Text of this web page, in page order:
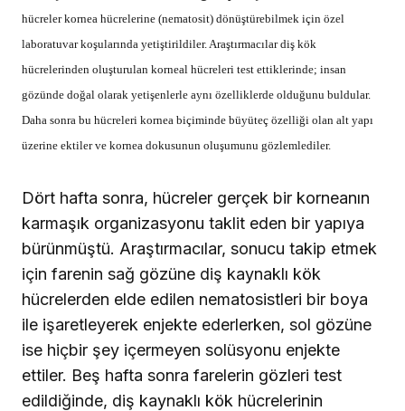
hücreler kornea hücrelerine (nematosit) dönüştürebilmek için özel
laboratuvar koşularında yetiştirildiler. Araştırmacılar diş kök
hücrelerinden oluşturulan korneal hücreleri test ettiklerinde; insan
gözünde doğal olarak yetişenlerle aynı özelliklerde olduğunu buldular.
Daha sonra bu hücreleri kornea biçiminde büyüteç özelliği olan alt yapı
üzerine ektiler ve kornea dokusunun oluşumunu gözlemlediler.
Dört hafta sonra, hücreler gerçek bir korneanın
karmaşık organizasyonu taklit eden bir yapıya
bürünmüştü. Araştırmacılar, sonucu takip etmek
için farenin sağ gözüne diş kaynaklı kök
hücrelerden elde edilen nematosistleri bir boya
ile işaretleyerek enjekte ederlerken, sol gözüne
ise hiçbir şey içermeyen solüsyonu enjekte
ettiler. Beş hafta sonra farelerin gözleri test
edildiğinde, diş kaynaklı kök hücrelerinin